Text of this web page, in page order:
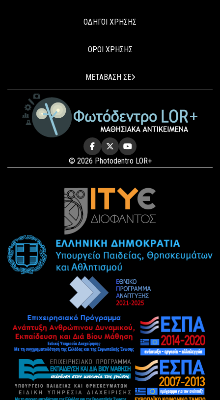
ΟΔΗΓΟΙ ΧΡΗΣΗΣ
ΟΡΟΙ ΧΡΗΣΗΣ
ΜΕΤΑΒΑΣΗ ΣΕ
© 2026 Photodentro LOR+